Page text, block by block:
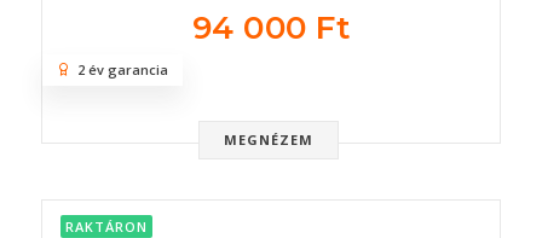
94 000 Ft
MEGNÉZEM
2 év garancia
RAKTÁRON